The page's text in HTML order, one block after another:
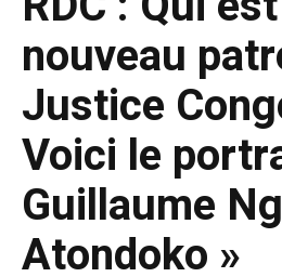
nouveau
Justice
Voici le
Guillaume
Atondoko »